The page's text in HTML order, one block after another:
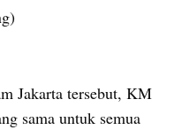
Jakarta tersebut, KM
sama untuk semua